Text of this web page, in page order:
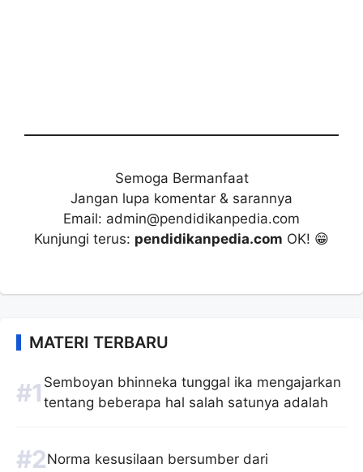
Semoga Bermanfaat
Jangan lupa komentar & sarannya
Email: admin@pendidikanpedia.com
Kunjungi terus: pendidikanpedia.com OK! 😁
MATERI TERBARU
Semboyan bhinneka tunggal ika mengajarkan
tentang beberapa hal salah satunya adalah
Norma kesusilaan bersumber dari